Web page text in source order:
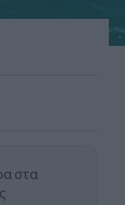
στα